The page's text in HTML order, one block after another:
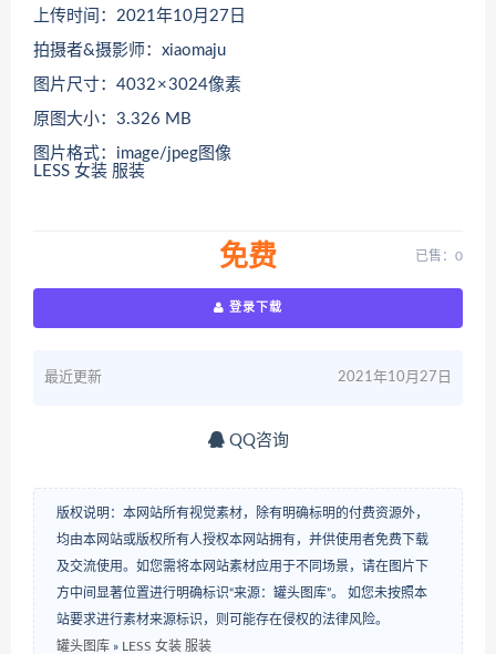
上传时间：2021年10月27日
拍摄者&摄影师：xiaomaju
图片尺寸：4032 × 3024像素
原图大小：3.326 MB
图片格式：image/jpeg图像
LESS 女装 服装
免费 已售：0
登录下载
最近更新 2021年10月27日
QQ咨询
版权说明：本网站所有视觉素材，除有明确标明的付费资源外，
均由本网站或版权所有人授权本网站拥有，并供使用者免费下载
及交流使用。如您需将本网站素材应用于不同场景，请在图片下
方中间显著位置进行明确标识“来源：罐头图库”。 如您未按照本
站要求进行素材来源标识，则可能存在侵权的法律风险。
罐头图库 » LESS 女装 服装